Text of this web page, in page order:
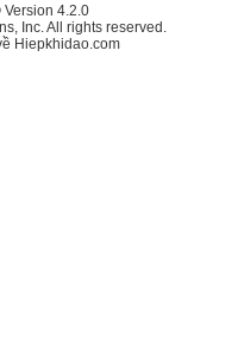
4.2.0
Inc. All rights reserved.
Hiepkhidao.com